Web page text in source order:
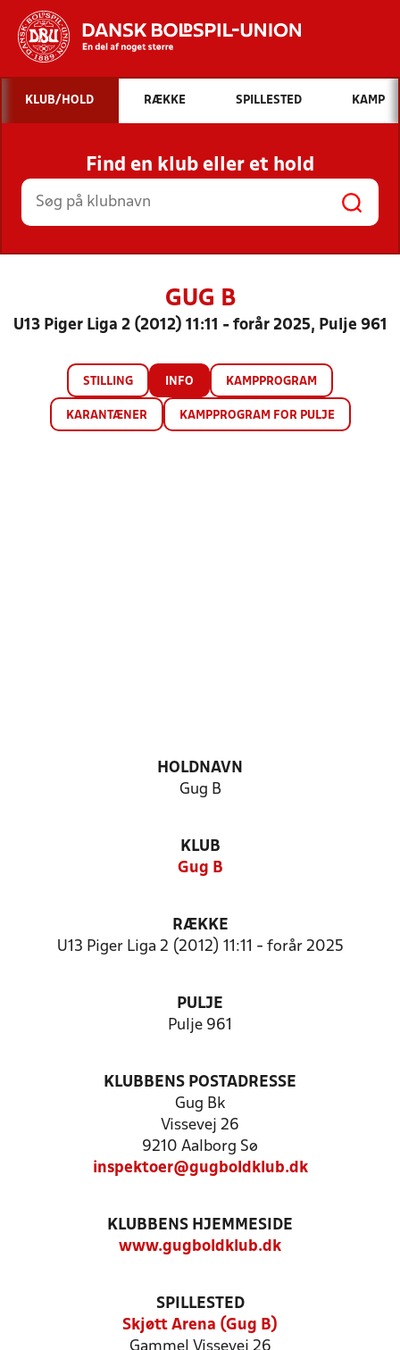
Hvad vil du søge efter?
INDHOLD OG NYHEDER
STILLINGER, RESULTATER, KLUBBER OG
HOLD
KLUB/HOLD RÆKKE SPILLESTED KAMP
Find en klub eller et hold
GUG B
U13 Piger Liga 2 (2012) 11:11 - forår 2025, Pulje 961
STILLING INFO KAMPPROGRAM
KARANTÆNER KAMPPROGRAM FOR PULJE
HOLDNAVN
Gug B
KLUB
Gug B
RÆKKE
U13 Piger Liga 2 (2012) 11:11 - forår 2025
PULJE
Pulje 961
KLUBBENS POSTADRESSE
Gug Bk
Vissevej 26
9210 Aalborg Sø
inspektoer@gugboldklub.dk
KLUBBENS HJEMMESIDE
www.gugboldklub.dk
SPILLESTED
Skjøtt Arena (Gug B)
Gammel Vissevej 26